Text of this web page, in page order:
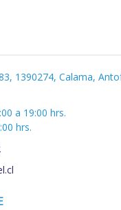
1390274, Calama,
a 19:00 hrs.
hrs.